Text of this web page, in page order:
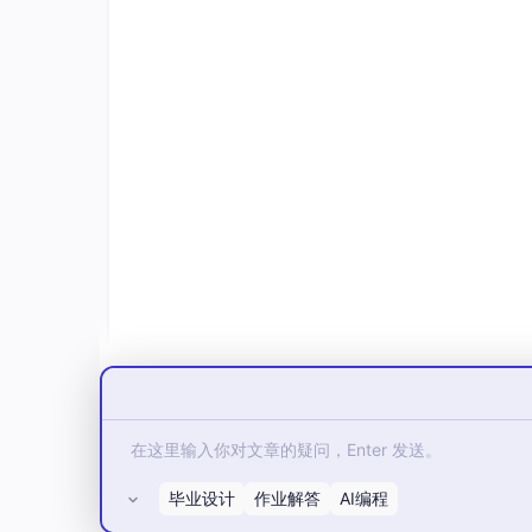
3.2 使用Use方法添加中间件
所有评论(0)
毕业设计 作业解答 AI编程